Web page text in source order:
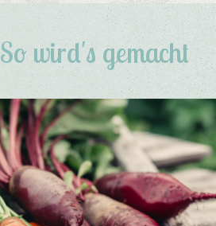
So wird's gemacht